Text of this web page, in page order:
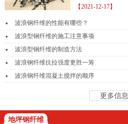
【2021-12-17】
波浪钢纤维的性能有哪些？
波浪型钢纤维的施工注意事项
波浪型钢纤维的制造方法
波浪钢纤维抗拉强度更胜一筹
波浪钢纤维混凝土搅拌的顺序
更多信息
地坪钢纤维